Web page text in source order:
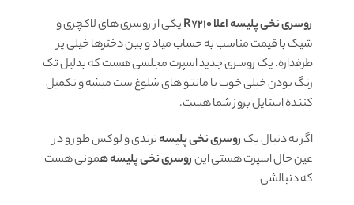
روسری نخی پلیسه اعلا R7210
یکی از روسری های لاکچری و
شیک با قیمت مناسب به حساب میاد و بین دخترها خیلی پر
طرفداره. یک روسری جدید اسپرت مجلسی هست که بدلیل تک
رنگ بودن خیلی خوب با مانتو های شلوغ ست میشه و تکمیل
کننده استایل بروز شما هست.
اگر به دنبال یک روسری نخی پلیسهترندی و لوکس طور و در
عین حال اسپرت هستی اینروسری نخی پلیسه همونی هست
که دنبالشی